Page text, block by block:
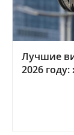
Лучшие
2026